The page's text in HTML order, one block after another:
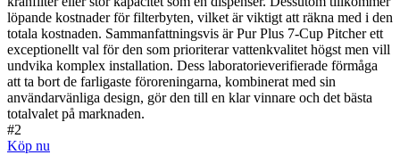
löpande kostnader för filterbyten, vilket är viktigt att räkna med i den
totala kostnaden. Sammanfattningsvis är Pur Plus 7-Cup Pitcher ett
exceptionellt val för den som prioriterar vattenkvalitet högst men vill
undvika komplex installation. Dess laboratorieverifierade förmåga
att ta bort de farligaste föroreningarna, kombinerat med sin
användarvänliga design, gör den till en klar vinnare och det bästa
totalvalet på marknaden.
#2
Köp nu